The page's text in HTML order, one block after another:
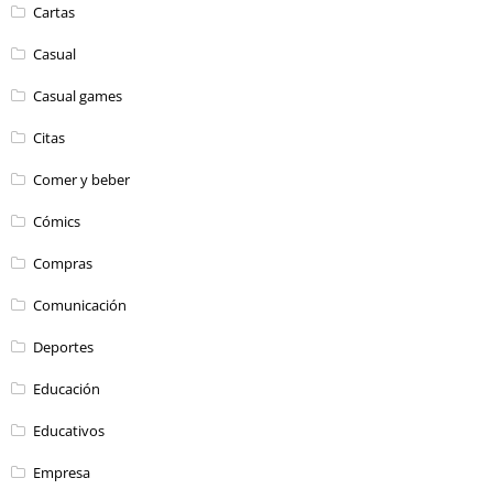
Cartas
Casual
Casual games
Citas
Comer y beber
Cómics
Compras
Comunicación
Deportes
Educación
Educativos
Empresa